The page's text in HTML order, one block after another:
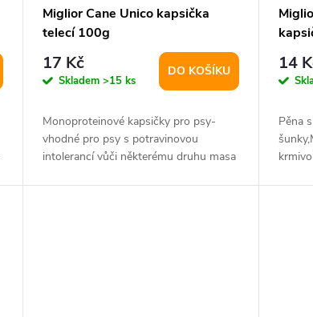
Miglior Cane Unico kapsička
telecí 100g
17 Kč
Skladem >15 ks
DO KOŠÍKU
Monoproteinové kapsičky pro psy-
vhodné pro psy s potravinovou
intolerancí vůči některému druhu masa
14
Pěna